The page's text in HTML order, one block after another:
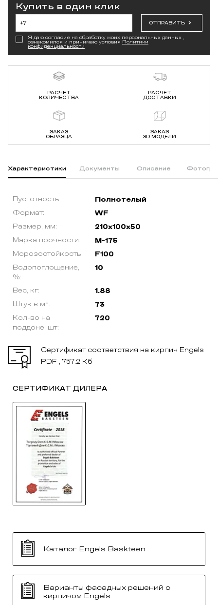
Купить в один клик
ОТПРАВИТЬ
Я даю согласие на обработку моих персональных данных ,
ознакомился и принимаю условия Политики
конфиденциальности
РАСЧЕТ
КОЛИЧЕСТВА
РАСЧЕТ
ДОСТАВКИ
ЗАКАЗ
ОБРАЗЦА
ЗАКАЗ
3D МОДЕЛИ
Характеристики Документы Описание
Пустотность: Полнотелый
Формат: WF
Размер, мм: 210х100х50
Марка прочности: М-175
Морозостойкость: F100
Водопоглощение,
%:
10
Вес, кг: 1.88
Штук в м²: 73
Кол-во на
поддоне, шт:
720
Сертификат соответствия на кирпич Engels
PDF , 757.2 Кб
СЕРТИФИКАТ ДИЛЕРА
Каталог Engels Baskteen
Варианты фасадных решений с
кирпичом Engels